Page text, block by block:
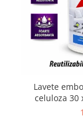
Lavete
celuloza 30